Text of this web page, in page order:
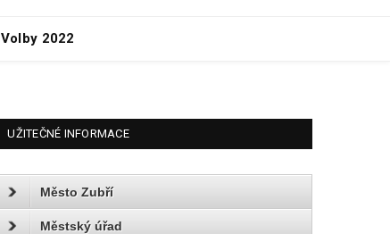
Volby 2022
UŽITEČNÉ INFORMACE
Město Zubří
Městský úřad